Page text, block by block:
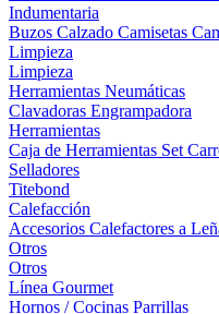
Indumentaria
Buzos Calzado Camisetas
Limpieza
Limpieza
Herramientas Neumáticas
Clavadoras Engrampadora
Herramientas
Caja de Herramientas Set
Selladores
Titebond
Calefacción
Accesorios Calefactores a
Otros
Otros
Línea Gourmet
Hornos / Cocinas Parrillas